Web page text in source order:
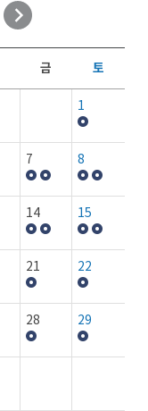
금 토
1
7 8
14 15
21 22
28 29